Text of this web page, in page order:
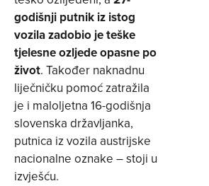
godišnji putnik iz istog
vozila zadobio je teške
tjelesne ozljede opasne po
život. Također naknadnu
liječničku pomoć zatražila
je i maloljetna 16-godišnja
slovenska državljanka,
putnica iz vozila austrijske
nacionalne oznake – stoji u
izvješću.